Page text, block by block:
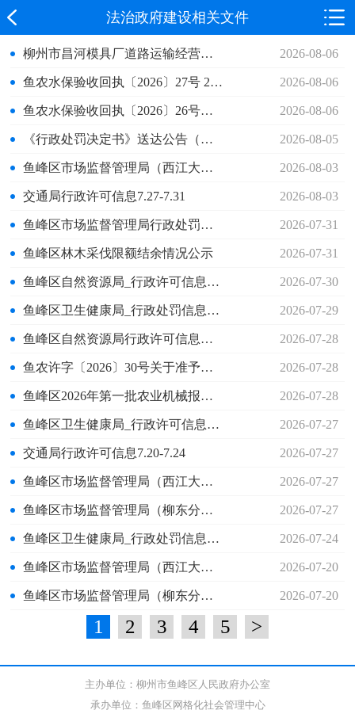
法治政府建设相关文件
柳州市昌河模具厂道路运输经营许可证副本遗失证明 2026-08-06
鱼农水保验收回执〔2026〕27号 220KV官北送变电工程水土保持设施自主验收报备回执 2026-08-06
鱼农水保验收回执〔2026〕26号精密桥梁预应力锚固件生产基地项目水土保持设施自主验收报备回执 2026-08-06
《行政处罚决定书》送达公告（韦仕敏） 2026-08-05
鱼峰区市场监督管理局（西江大厅）行政许可信息“双公示”（2026年8月3日） 2026-08-03
交通局行政许可信息7.27-7.31 2026-08-03
鱼峰区市场监督管理局行政处罚信息“双公示”2026年7月第5批 2026-07-31
鱼峰区林木采伐限额结余情况公示 2026-07-31
鱼峰区自然资源局_行政许可信息——韦翠和 2026-07-30
鱼峰区卫生健康局_行政处罚信息（韦仕敏） 2026-07-29
鱼峰区自然资源局行政许可信息（自然人）2026.7.17-7.24（41项） 2026-07-28
鱼农许字〔2026〕30号关于准予华润混凝土（柳州）有限公司延续取水许可决定书 2026-07-28
鱼峰区2026年第一批农业机械报废更新补贴信息表公示 2026-07-28
鱼峰区卫生健康局_行政许可信息公示（7月20日-7月24日) 2026-07-27
交通局行政许可信息7.20-7.24 2026-07-27
鱼峰区市场监督管理局（西江大厅）行政许可信息“双公示”（2026年7月27日） 2026-07-27
鱼峰区市场监督管理局（柳东分厅）行政许可信息“双公示”（2026年07月27日） 2026-07-27
鱼峰区卫生健康局_行政处罚信息（东方大酒店） 2026-07-24
鱼峰区市场监督管理局（西江大厅）行政许可信息“双公示”（2026年7月20日） 2026-07-20
鱼峰区市场监督管理局（柳东分厅）行政许可信息“双公示”（2026年07月20日） 2026-07-20
1 2 3 4 5 >
主办单位：柳州市鱼峰区人民政府办公室
承办单位：鱼峰区网格化社会管理中心